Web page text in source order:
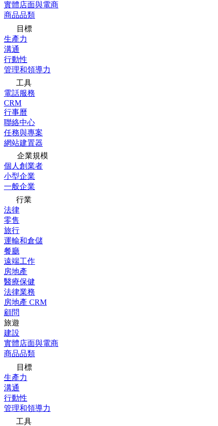
實體店面與電商
商品品類
目標
生產力
溝通
行動性
管理和領導力
工具
電話服務
CRM
行事曆
聯絡中心
任務與專案
網站建置器
企業規模
個人創業者
小型企業
一般企業
行業
法律
零售
旅行
運輸和倉儲
餐廳
遠端工作
房地產
醫療保健
法律業務
房地產 CRM
顧問
旅遊
建設
實體店面與電商
商品品類
目標
生產力
溝通
行動性
管理和領導力
工具